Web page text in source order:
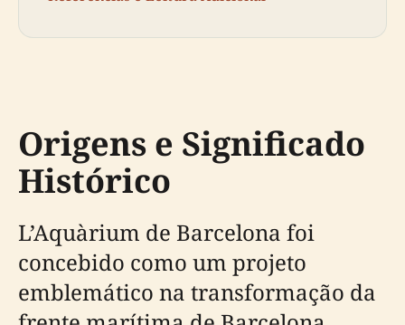
Origens e Significado
Histórico
L’Aquàrium de Barcelona foi
concebido como um projeto
emblemático na transformação da